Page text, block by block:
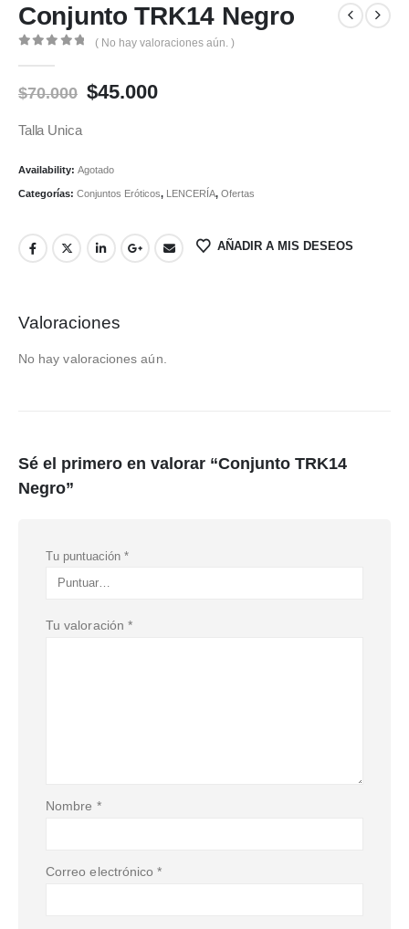
Conjunto TRK14 Negro
( No hay valoraciones aún. )
$70.000 Original
$45.000Current
Talla Unica
Availability: Agotado
Categorías: Conjuntos Eróticos, LENCERÍA, Ofertas
AÑADIR A MIS DESEOS
Valoraciones
No hay valoraciones aún.
Sé el primero en valorar “Conjunto TRK14
Negro”
Tu puntuación *
Tu valoración *
Nombre *
Correo electrónico*